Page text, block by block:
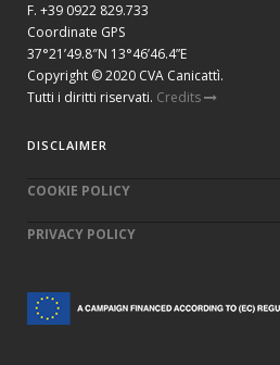
F. +39 0922 829.733
Coordinate GPS
37°21’49.8″N 13°46’46.4”E
Copyright © 2020 CVA Canicattì.
Tutti i diritti riservati. Credits
DISCLAIMER
COOKIE POLICY
PRIVACY POLICY